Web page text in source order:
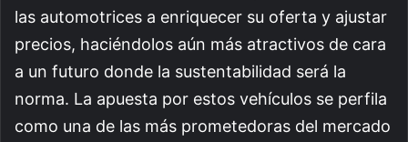
las automotrices a enriquecer su oferta y ajustar
precios, haciéndolos aún más atractivos de cara
a un futuro donde la sustentabilidad será la
norma. La apuesta por estos vehículos se perfila
como una de las más prometedoras del mercado